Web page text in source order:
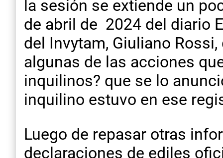
la sesión se extiende un
de abril de 2024 del diario
del Invytam, Giuliano
algunas de las acciones
inquilinos? que se lo
inquilino estuvo en ese
Luego de repasar otras
declaraciones de ediles